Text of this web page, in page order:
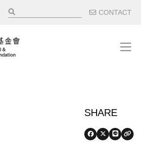
輔助選
CONTACT